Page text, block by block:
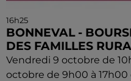
16h25
BONNEVAL -
DES FAMILLES
Vendredi 9 octobre de
octobre de 9h00 à